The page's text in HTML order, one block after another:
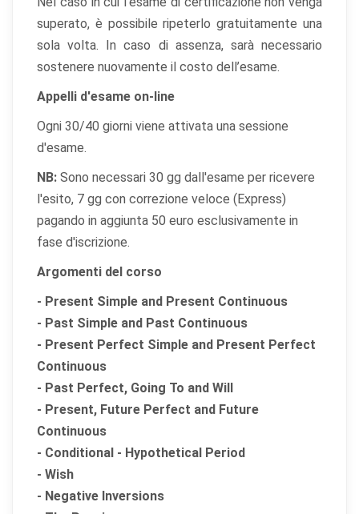
superato, è possibile ripeterlo gratuitamente una
sola volta. In caso di assenza, sarà necessario
sostenere nuovamente il costo dell’esame.
Appelli d'esame on-line
Ogni 30/40 giorni viene attivata una sessione
d'esame.
NB: Sono necessari 30 gg dall'esame per ricevere
l'esito, 7 gg con correzione veloce (Express)
pagando in aggiunta 50 euro esclusivamente in
fase d'iscrizione.
Argomenti del corso
- Present Simple and Present Continuous
- Past Simple and Past Continuous
- Present Perfect Simple and Present Perfect
Continuous
- Past Perfect, Going To and Will
- Present, Future Perfect and Future
Continuous
- Conditional - Hypothetical Period
- Wish
- Negative Inversions